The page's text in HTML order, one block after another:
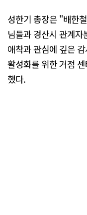
성한기 총장은 "배한
님들과 경산시 관계
애착과 관심에 깊은
활성화를 위한 거점
했다.